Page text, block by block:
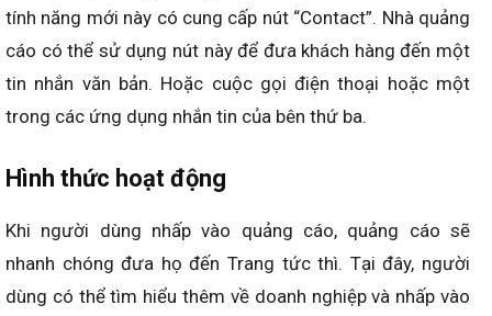
tính năng mới này có cung cấp nút “Contact”. Nhà quảng
cáo có thể sử dụng nút này để đưa khách hàng đến một
tin nhắn văn bản. Hoặc cuộc gọi điện thoại hoặc một
trong các ứng dụng nhắn tin của bên thứ ba.
Hình thức hoạt động
Khi người dùng nhấp vào quảng cáo, quảng cáo sẽ
nhanh chóng đưa họ đến Trang tức thì. Tại đây, người
dùng có thể tìm hiểu thêm về doanh nghiệp và nhấp vào